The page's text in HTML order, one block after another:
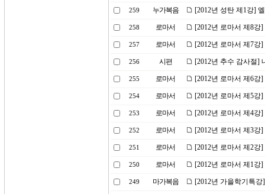
259 누가복음 [2012년 성탄 제1강]
258 로마서 [2012년 로마서 제8강
257 로마서 [2012년 로마서 제7강
256 시편 [2012년 추수 감사절]
255 로마서 [2012년 로마서 제6강
254 로마서 [2012년 로마서 제5강
253 로마서 [2012년 로마서 제4강
252 로마서 [2012년 로마서 제3
251 로마서 [2012년 로마서 제2강
250 로마서 [2012년 로마서 제1강
249 마가복음 [2012년 가을학기특